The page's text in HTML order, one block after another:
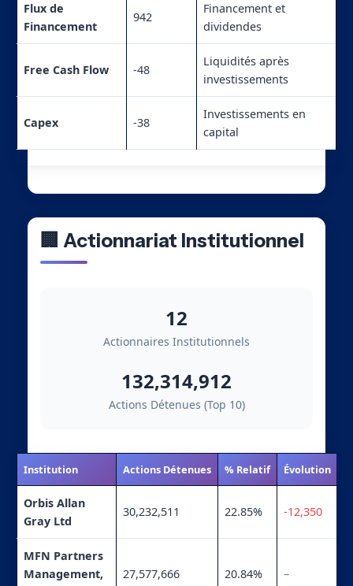
Flux de
Financement
942
Financement et
dividendes
Free Cash Flow -48
Liquidités après
investissements
Capex -38
Investissements en
capital
🏢 Actionnariat Institutionnel
12
Actionnaires Institutionnels
132,314,912
Actions Détenues (Top 10)
Institution Actions Détenues % Relatif Évolution
Orbis Allan
Gray Ltd
30,232,511 22.85% -12,350
MFN Partners
Management,
27,577,666 20.84% –